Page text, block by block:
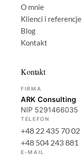
O mnie
Klienci i referencje
Blog
Kontakt
Kontakt
FIRMA
ARK Consulting
NIP 5291466035
TELEFON
+48 22 435 70 02
+48 504 243 881
E-MAIL